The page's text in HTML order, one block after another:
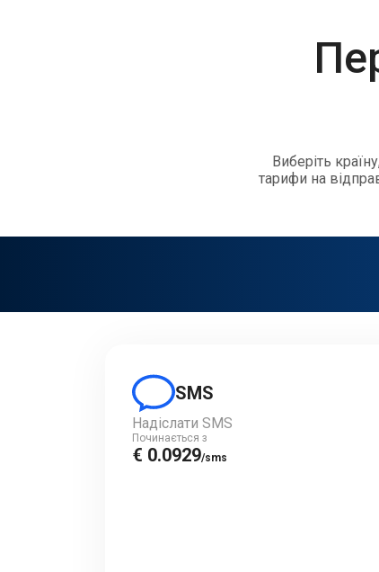
Виберіть
тарифи на
SMS
Надіслати SMS
Починається з
€ 0.0929/sms